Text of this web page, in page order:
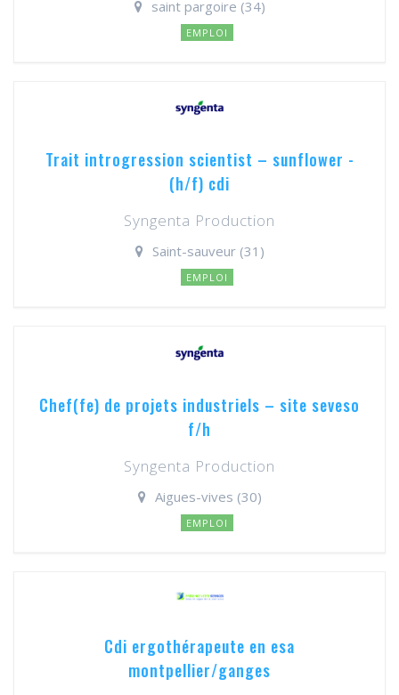
saint pargoire (34)
EMPLOI
Trait introgression scientist – sunflower -
(h/f) cdi
Syngenta Production
Saint-sauveur (31)
EMPLOI
Chef(fe) de projets industriels – site seveso
f/h
Syngenta Production
Aigues-vives (30)
EMPLOI
Cdi ergothérapeute en esa
montpellier/ganges